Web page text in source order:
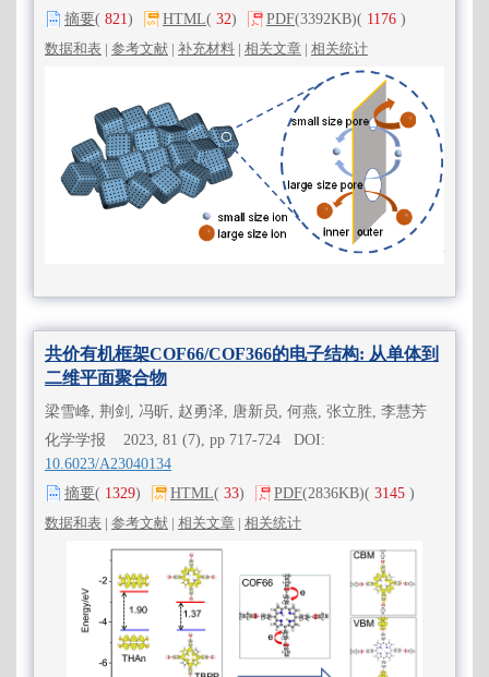
摘要( 821) HTML( 32) PDF(3392KB)( 1176 )
数据和表 | 参考文献 | 补充材料 | 相关文章 | 相关统计
共价有机框架COF66/COF366的电子结构: 从单体到
二维平面聚合物
梁雪峰, 荆剑, 冯昕, 赵勇泽, 唐新员, 何燕, 张立胜, 李慧芳
化学学报 2023, 81 (7), pp 717-724 DOI:
10.6023/A23040134
摘要( 1329) HTML( 33) PDF(2836KB)( 3145 )
数据和表 | 参考文献 | 相关文章 | 相关统计